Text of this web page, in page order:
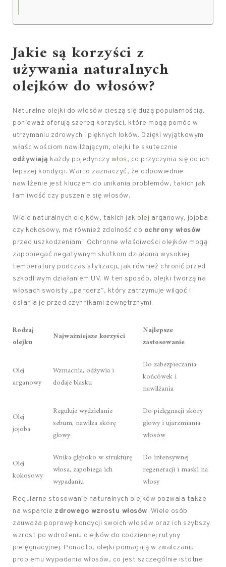
Jakie są korzyści z
używania naturalnych
olejków do włosów?
Naturalne olejki do włosów cieszą się dużą popularnością,
ponieważ oferują szereg korzyści, które mogą pomóc w
utrzymaniu zdrowych i pięknych loków. Dzięki wyjątkowym
właściwościom nawilżającym, olejki te skutecznie
odżywiają każdy pojedynczy włos, co przyczynia się do ich
lepszej kondycji. Warto zaznaczyć, że odpowiednie
nawilżenie jest kluczem do unikania problemów, takich jak
łamliwość czy puszenie się włosów.
Wiele naturalnych olejków, takich jak olej arganowy, jojoba
czy kokosowy, ma również zdolność do ochrony włosów
przed uszkodzeniami. Ochronne właściwości olejków mogą
zapobiegać negatywnym skutkom działania wysokiej
temperatury podczas stylizacji, jak również chronić przed
szkodliwym działaniem UV. W ten sposób, olejki tworzą na
włosach swoisty „pancerz”, który zatrzymuje wilgoć i
osłania je przed czynnikami zewnętrznymi.
Rodzaj
olejku
Najważniejsze korzyści
Najlepsze
zastosowanie
Olej
arganowy
Wzmacnia, odżywia i
dodaje blasku
Do zabezpieczania
końcówek i
nawilżania
Olej
jojoba
Reguluje wydzielanie
sebum, nawilża skórę
głowy
Do pielęgnacji skóry
głowy i ujarzmiania
włosów
Olej
kokosowy
Wnika głęboko w strukturę
włosa, zapobiega ich
wypadaniu
Do intensywnej
regeneracji i maski na
włosy
Regularne stosowanie naturalnych olejków pozwala także
na wsparcie zdrowego wzrostu włosów. Wiele osób
zauważa poprawę kondycji swoich włosów oraz ich szybszy
wzrost po wdrożeniu olejków do codziennej rutyny
pielęgnacyjnej. Ponadto, olejki pomagają w zwalczaniu
problemu wypadania włosów, co jest szczególnie istotne